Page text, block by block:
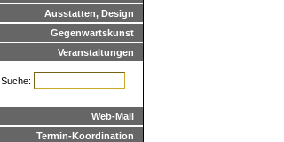
Ausstatten, Design
Gegenwartskunst
Veranstaltungen
Suche:
Web-Mail
Termin-Koordination